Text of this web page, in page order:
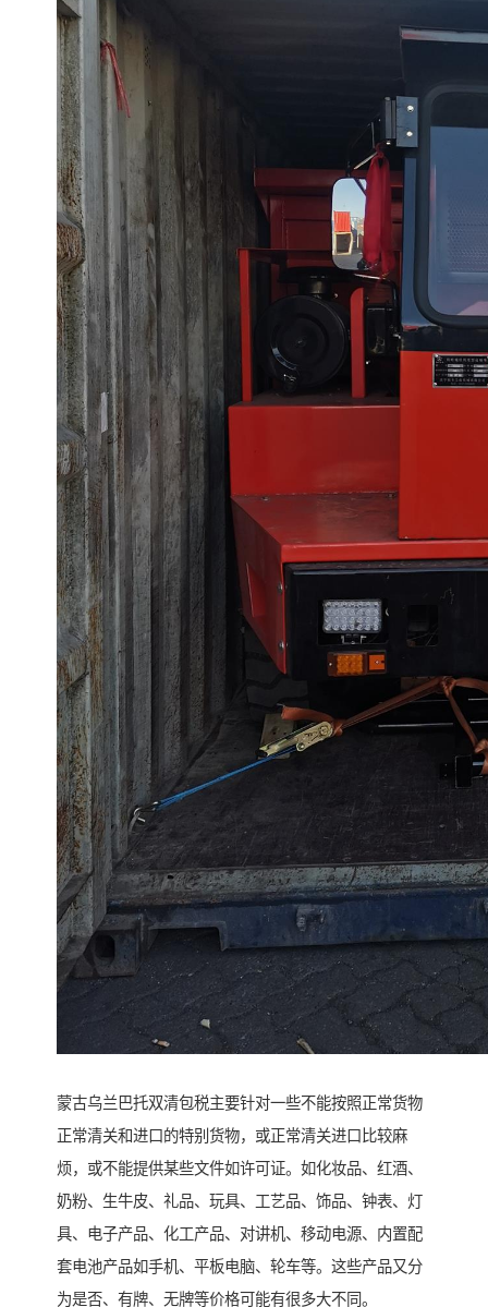
蒙古乌兰巴托双清包税主要针对一些不能按照正常货物
正常清关和进口的特别货物，或正常清关进口比较麻
烦，或不能提供某些文件如许可证。如化妆品、红酒、
奶粉、生牛皮、礼品、玩具、工艺品、饰品、钟表、灯
具、电子产品、化工产品、对讲机、移动电源、内置配
套电池产品如手机、平板电脑、轮车等。这些产品又分
为是否、有牌、无牌等价格可能有很多大不同。